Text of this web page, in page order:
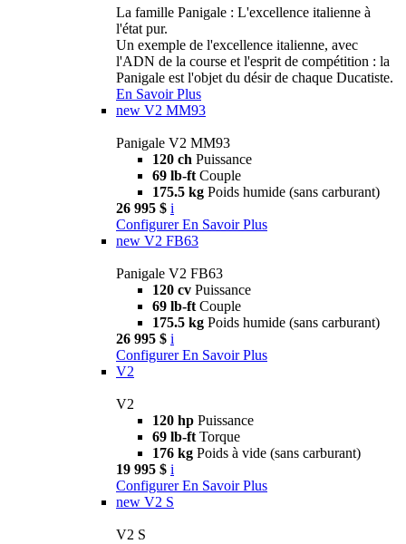
La famille Panigale : L'excellence italienne à
l'état pur.
Un exemple de l'excellence italienne, avec
l'ADN de la course et l'esprit de compétition : la
Panigale est l'objet du désir de chaque Ducatiste.
En Savoir Plus
new V2 MM93
Panigale V2 MM93
120 ch Puissance
69 lb-ft Couple
175.5 kg Poids humide (sans carburant)
26 995 $ i
Configurer En Savoir Plus
new V2 FB63
Panigale V2 FB63
120 cv Puissance
69 lb-ft Couple
175.5 kg Poids humide (sans carburant)
26 995 $ i
Configurer En Savoir Plus
V2
V2
120 hp Puissance
69 lb-ft Torque
176 kg Poids à vide (sans carburant)
19 995 $ i
Configurer En Savoir Plus
new V2 S
V2 S